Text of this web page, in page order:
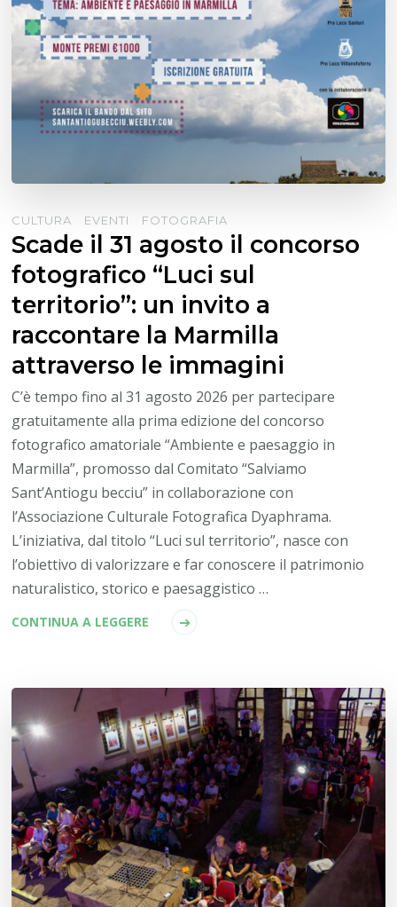
CULTURA EVENTI FOTOGRAFIA
Scade il 31 agosto il concorso
fotografico “Luci sul
territorio”: un invito a
raccontare la Marmilla
attraverso le immagini
C’è tempo fino al 31 agosto 2026 per partecipare
gratuitamente alla prima edizione del concorso
fotografico amatoriale “Ambiente e paesaggio in
Marmilla”, promosso dal Comitato “Salviamo
Sant’Antiogu becciu” in collaborazione con
l’Associazione Culturale Fotografica Dyaphrama.
L’iniziativa, dal titolo “Luci sul territorio”, nasce con
l’obiettivo di valorizzare e far conoscere il patrimonio
naturalistico, storico e paesaggistico …
CONTINUA A LEGGERE